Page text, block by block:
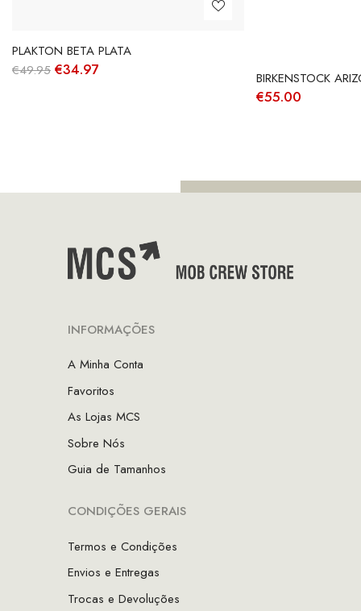
PLAKTON BETA PLATA
€49.95 O
€34.97O BIRKENSTOCK
€55.00
INFORMAÇÕES
A Minha Conta
Favoritos
As Lojas MCS
Sobre Nós
Guia de Tamanhos
CONDIÇÕES GERAIS
Termos e Condições
Envios e Entregas
Trocas e Devoluções